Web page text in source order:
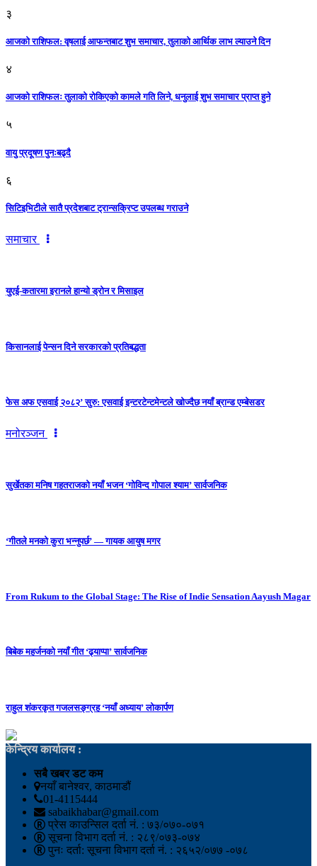
३
आजकाे राशिफल: वृषलाई आफन्तबाट शुभ समाचार, तुलाकाे आर्थिक लाभ ल्याउने दिन
४
आजको राशिफलः तुलाकाे रोकिएको कामले गति लिने, धनुलाई शुभ समाचार प्राप्त हुने
५
वायु प्रदूषण पुनःबढ्दै
६
सिटिइभिटीले सातै प्रदेशबाट ट्रान्सक्रिप्ट उपलब्ध गराउने
समाचार
युएई-कतारमा इरानले हान्यो ड्रोन र मिसाइल
किसानलाई पेन्सन दिने सरकारको प्रतिबद्धता
फेस अफ एसवाई २०८२’ सुरु: एसवाई इन्टरटेन्टमेन्टले खोज्दैछ नयाँ ब्रान्ड एम्बेसडर
मनोरञ्जन
सुर्खेतका मनिष गहतराजको नयाँ भजन ‘गोविन्द गोपाल श्याम’ सार्वजनिक
‘गीतले मनको कुरा भन्नुपर्छ’ — गायक आयुष मगर
From Rukum to the Global Stage: The Rise of Indie Sensation Aayush Magar
बिबेक महर्जनको नयाँ गीत ‘ढ्याप्पा’ सार्वजनिक
राहुल शंकरकृत गजलसङ्ग्रह ‘नयाँ अध्याय’ लोकार्पण
केन्द्रिय कार्यालय :
सबै खबर डट कम
नयाँ बानेश्वर, काठमाडौं
01-4115444
sabaikhabar@gmail.com
प्रेस काउन्सिल दर्ता नं. : ७३/०७०-०७१
सूचना विभाग दर्ता नं. : २८९/०७३-०७४
पुनः दर्ता: सूचना विभाग दर्ता नं. : २६५२/०७७ -०७८